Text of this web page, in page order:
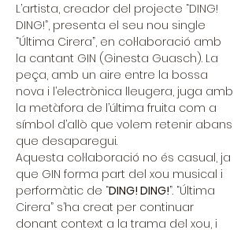
L’artista, creador del projecte “DING!
DING!”, presenta el seu nou single
“Última Cirera”, en col·laboració amb
la cantant GIN (Ginesta Guasch). La
peça, amb un aire entre la bossa
nova i l’electrònica lleugera, juga amb
la metàfora de l’última fruita com a
símbol d’allò que volem retenir abans
que desaparegui.
Aquesta col·laboració no és casual, ja
que GIN forma part del xou musical i
performàtic de “DING! DING!”. “Última
Cirera” s’ha creat per continuar
donant context a la trama del xou, i